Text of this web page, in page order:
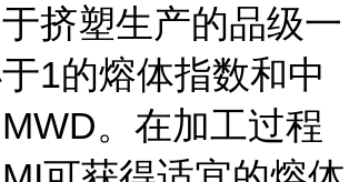
于挤塑生产的品级一
1的熔体指数和中
。在加工过程